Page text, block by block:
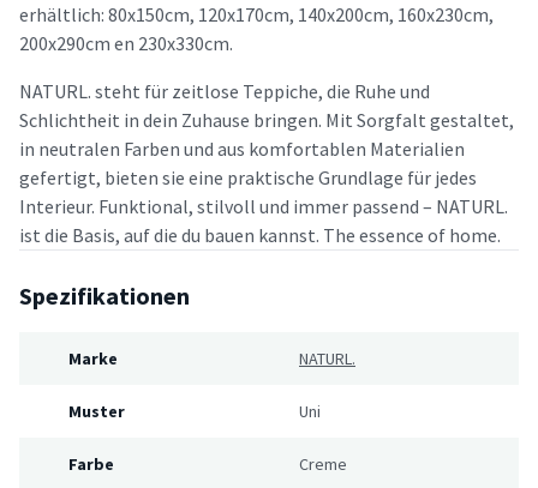
erhältlich: 80x150cm, 120x170cm, 140x200cm, 160x230cm,
200x290cm en 230x330cm.
NATURL. steht für zeitlose Teppiche, die Ruhe und
Schlichtheit in dein Zuhause bringen. Mit Sorgfalt gestaltet,
in neutralen Farben und aus komfortablen Materialien
gefertigt, bieten sie eine praktische Grundlage für jedes
Interieur. Funktional, stilvoll und immer passend – NATURL.
ist die Basis, auf die du bauen kannst. The essence of home.
Spezifikationen
Marke NATURL.
Muster Uni
Farbe Creme